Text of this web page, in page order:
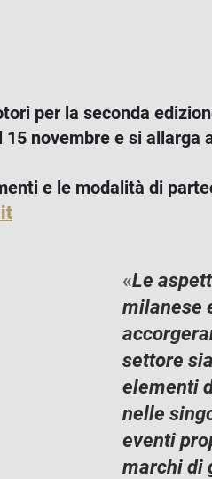
per la seconda
15 novembre e si allarga
e le modalità di
«Le
milanese
settore
elementi
nelle
eventi
marchi di